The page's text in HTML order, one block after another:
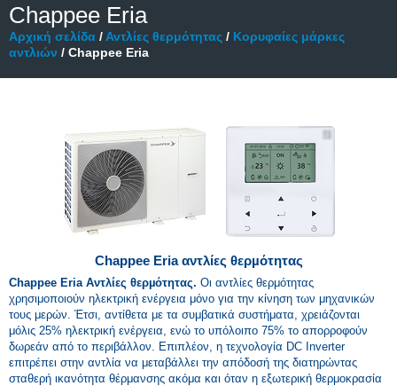
Chappee Eria
Αρχική σελίδα / Αντλίες θερμότητας / Κορυφαίες μάρκες
αντλιών / Chappee Eria
Chappee Eria αντλίες θερµότητας
Chappee Eria Αντλίες θερµότητας. Οι αντλίες θερμότητας
χρησιμοποιούν ηλεκτρική ενέργεια μόνο για την κίνηση των μηχανικών
τους μερών. Έτσι, αντίθετα με τα συμβατικά συστήματα, χρειάζονται
μόλις 25% ηλεκτρική ενέργεια, ενώ το υπόλοιπο 75% το απορροφούν
δωρεάν από το περιβάλλον. Επιπλέον, η τεχνολογία DC Inverter
επιτρέπει στην αντλία να μεταβάλλει την απόδοσή της διατηρώντας
σταθερή ικανότητα θέρμανσης ακόμα και όταν η εξωτερική θερμοκρασία